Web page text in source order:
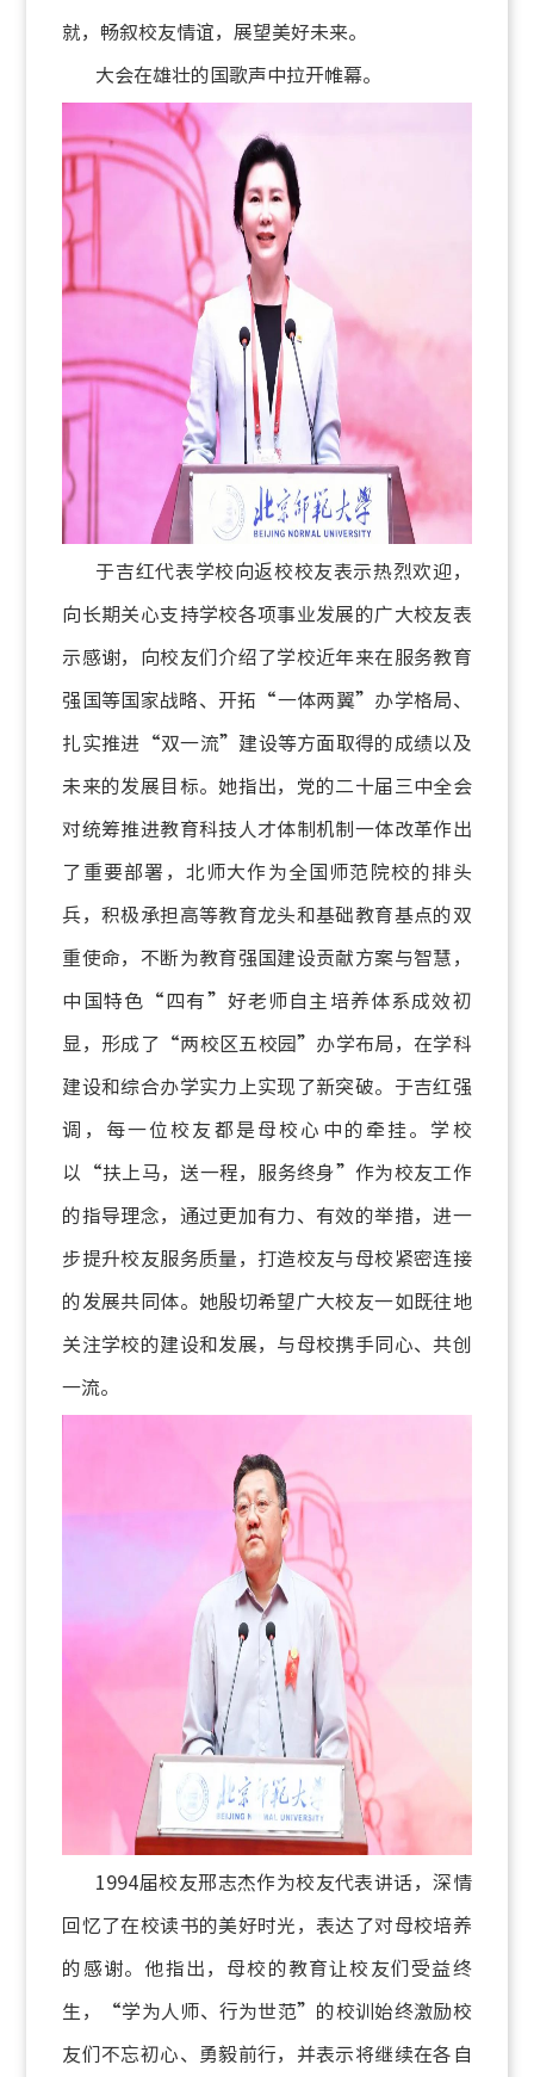
就，畅叙校友情谊，展望美好未来。
大会在雄壮的国歌声中拉开帷幕。
于吉红代表学校向返校校友表示热烈欢迎，
向长期关心支持学校各项事业发展的广大校友表
示感谢，向校友们介绍了学校近年来在服务教育
强国等国家战略、开拓“一体两翼”办学格局、
扎实推进“双一流”建设等方面取得的成绩以及
未来的发展目标。她指出，党的二十届三中全会
对统筹推进教育科技人才体制机制一体改革作出
了重要部署，北师大作为全国师范院校的排头
兵，积极承担高等教育龙头和基础教育基点的双
重使命，不断为教育强国建设贡献方案与智慧，
中国特色“四有”好老师自主培养体系成效初
显，形成了“两校区五校园”办学布局，在学科
建设和综合办学实力上实现了新突破。于吉红强
调，每一位校友都是母校心中的牵挂。学校
以“扶上马，送一程，服务终身”作为校友工作
的指导理念，通过更加有力、有效的举措，进一
步提升校友服务质量，打造校友与母校紧密连接
的发展共同体。她殷切希望广大校友一如既往地
关注学校的建设和发展，与母校携手同心、共创
一流。
1994届校友邢志杰作为校友代表讲话，深情
回忆了在校读书的美好时光，表达了对母校培养
的感谢。他指出，母校的教育让校友们受益终
生，“学为人师、行为世范”的校训始终激励校
友们不忘初心、勇毅前行，并表示将继续在各自